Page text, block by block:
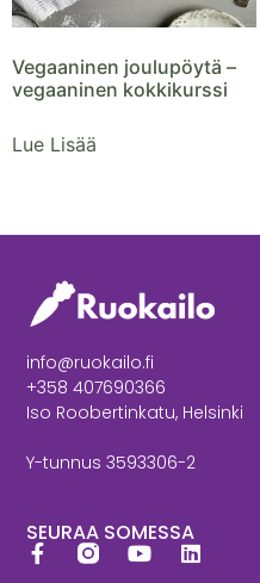
Vegaaninen joulupöytä –
vegaaninen kokkikurssi
Lue Lisää
info@ruokailo.fi
+358 407690366
Iso Roobertinkatu, Helsinki
Y-tunnus 3593306-2
SEURAA SOMESSA